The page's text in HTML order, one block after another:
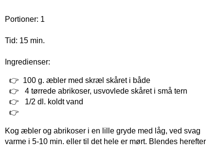
Portioner: 1
Tid: 15 min.
Ingredienser:
100 g. æbler med skræl skåret i både
4 tørrede abrikoser, usvovlede skåret i små tern
1/2 dl. koldt vand
Kog æbler og abrikoser i en lille gryde med låg, ved svag
varme i 5-10 min. eller til det hele er mørt. Blendes herefter